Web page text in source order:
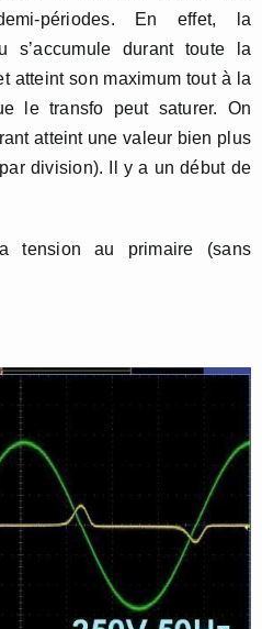
périodes. En effet, la
s’accumule durant toute la
atteint son maximum tout à la
le transfo peut saturer. On
atteint une valeur bien plus
division). Il y a un début de
tension au primaire (sans